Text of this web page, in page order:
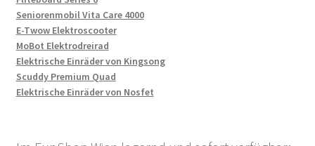
Seniorenmobil Vita Care 4000
E-Twow Elektroscooter
MoBot Elektrodreirad
Elektrische Einräder von Kingsong
Scuddy Premium Quad
Elektrische Einräder von Nosfet